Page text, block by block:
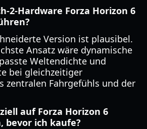
2-Hardware Forza Horizon 6
Version ist plausibel.
Ansatz wäre dynamische
Weltendichte und
bei gleichzeitiger
zentralen Fahrgefühls und der
auf Forza Horizon 6
bevor ich kaufe?